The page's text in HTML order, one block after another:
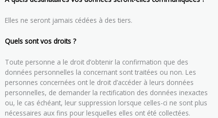
Elles ne seront jamais cédées à des tiers.
Quels sont vos droits ?
Toute personne a le droit d’obtenir la confirmation que des
données personnelles la concernant sont traitées ou non. Les
personnes concernées ont le droit d’accéder à leurs données
personnelles, de demander la rectification des données inexactes
ou, le cas échéant, leur suppression lorsque celles-ci ne sont plus
nécessaires aux fins pour lesquelles elles ont été collectées.